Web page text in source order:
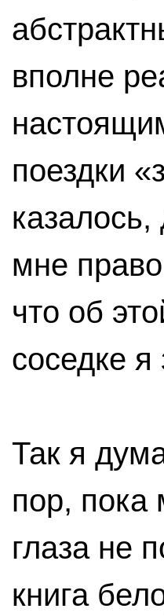
вполне
поездки
казалось,
мне
что об
соседке
Так я
пор, пока
глаза не
книга